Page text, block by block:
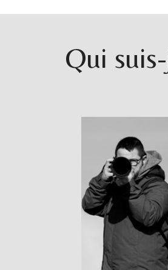
Qui